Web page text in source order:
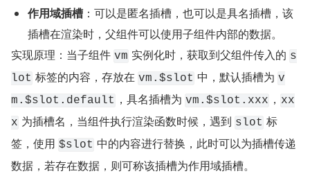
作用域插槽 ：可以是匿名插槽，也可以是具名插槽，该
插槽在渲染时，父组件可以使用子组件内部的数据。
实现原理：当子组件 vm 实例化时，获取到父组件传入的 s
lot 标签的内容，存放在 vm.$slot 中，默认插槽为 v
m.$slot.default ，具名插槽为 vm.$slot.xxx ， xx
x 为插槽名，当组件执行渲染函数时候，遇到 slot 标
签，使用 $slot 中的内容进行替换，此时可以为插槽传递
数据，若存在数据，则可称该插槽为作用域插槽。